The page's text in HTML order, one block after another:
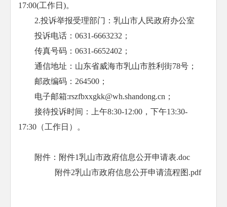
17:00(工作日)。
2.投诉举报受理部门：乳山市人民政府办公室
投诉电话：0631-6663232；
传真号码：0631-6652402；
通信地址： 山东省威海市乳山市胜利街78号；
邮政编码：264500；
电子邮箱:rszfbxxgkk@wh.shandong.cn；
接待投诉时间：上午8:30-12:00，下午13:30-
17:30（工作日）。
附件： 附件1乳山市政府信息公开申请表.doc
附件2乳山市政府信息公开申请流程图.pdf